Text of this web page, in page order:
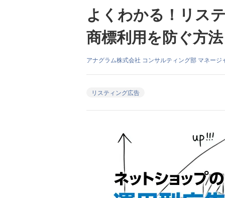
よくわかる！リス
商標利用を防ぐ方法
アナグラム株式会社 コンサルティング部 マネージ
リスティング広告